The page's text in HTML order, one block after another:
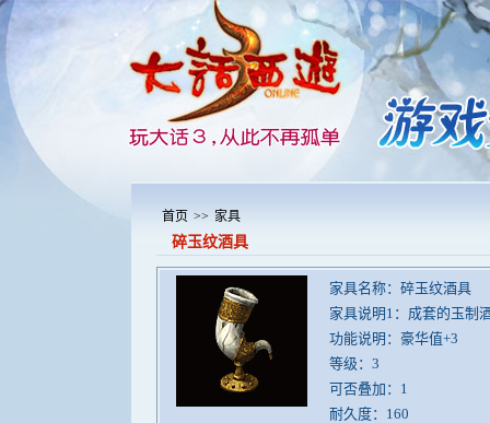
首页 >> 家具
碎玉纹酒具
家具名称：碎玉纹酒具
家具说明1：成套的玉制
功能说明：豪华值+3
等级：3
可否叠加：1
耐久度：160